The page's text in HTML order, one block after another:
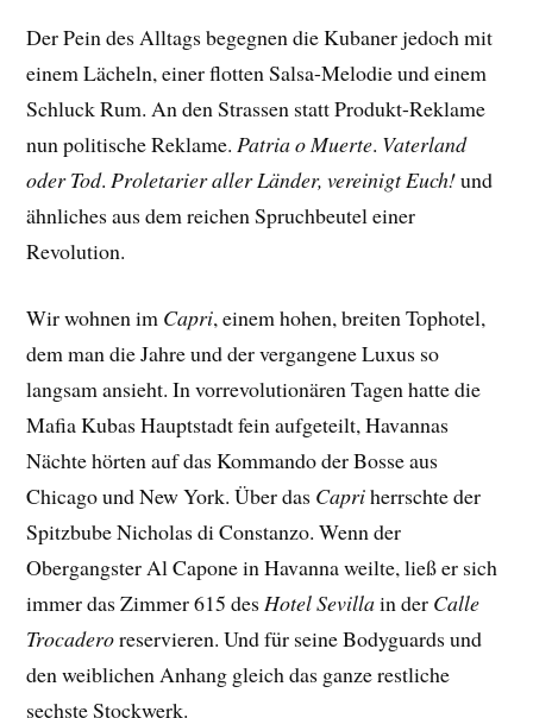
Der Pein des Alltags begegnen die Kubaner jedoch mit
einem Lächeln, einer flotten Salsa-Melodie und einem
Schluck Rum. An den Strassen statt Produkt-Reklame
nun politische Reklame. Patria o Muerte. Vaterland
oder Tod. Proletarier aller Länder, vereinigt Euch!und
ähnliches aus dem reichen Spruchbeutel einer
Revolution.
Wir wohnen im Capri, einem hohen, breiten Tophotel,
dem man die Jahre und der vergangene Luxus so
langsam ansieht. In vorrevolutionären Tagen hatte die
Mafia Kubas Hauptstadt fein aufgeteilt, Havannas
Nächte hörten auf das Kommando der Bosse aus
Chicago und New York. Über das Capriherrschte der
Spitzbube Nicholas di Constanzo. Wenn der
Obergangster Al Capone in Havanna weilte, ließ er sich
immer das Zimmer 615 desHotel Sevillain der Calle
Trocaderoreservieren. Und für seine Bodyguards und
den weiblichen Anhang gleich das ganze restliche
sechste Stockwerk.